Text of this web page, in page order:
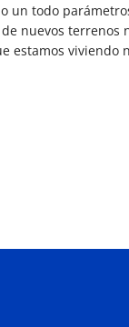
un todo
nuevos terrenos
estamos viviendo